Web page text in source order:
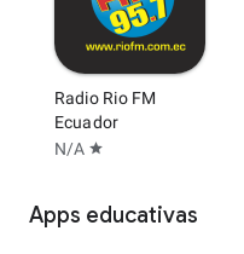
Radio Rio FM
Ecuador
N/A star
Apps educativas